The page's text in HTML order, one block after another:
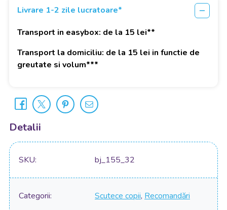
Livrare 1-2 zile lucratoare*
Transport in easybox: de la 15 lei**
Transport la domiciliu: de la 15 lei in functie de
greutate si volum***
Detalii
SKU bj_155_32
Categorii Scutece copii, Recomandări